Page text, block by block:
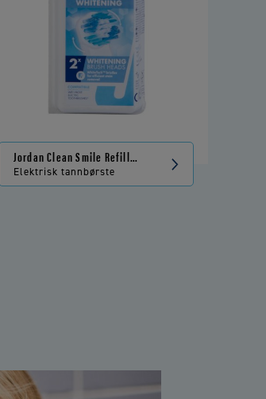
Jordan Clean Smile Refill
Whitening
Elektrisk tannbørste